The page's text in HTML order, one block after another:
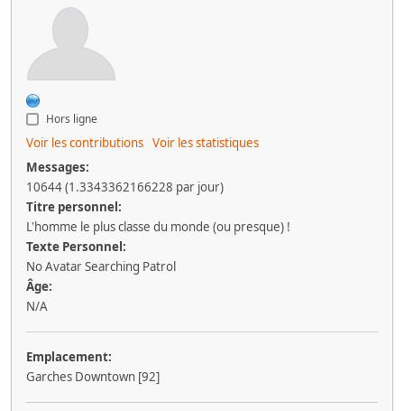
Hors ligne
Voir les contributions Voir les statistiques
Messages:
10644 (1.3343362166228 par jour)
Titre personnel:
L'homme le plus classe du monde (ou presque) !
Texte Personnel:
No Avatar Searching Patrol
Âge:
N/A
Emplacement:
Garches Downtown [92]